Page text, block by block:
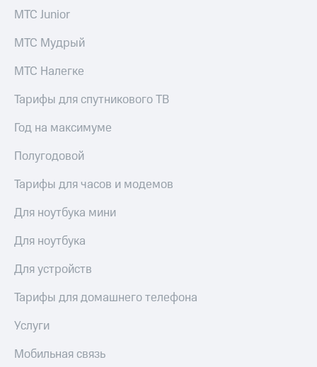
выкупа
Дивиденды
облигаций
Описание
Уведомление
погашении
облигаций
Другое
Регистратор
Реквизиты
Контакты
развитие
деловая этика
На главную
МТС Junior
МТС Мудрый
МТС Налегке
Тарифы для спутникового ТВ
Год на максимуме
Полугодовой
Тарифы для часов и модемов
Для ноутбука мини
Для ноутбука
Для устройств
Тарифы для домашнего телефона
Услуги
Мобильная связь